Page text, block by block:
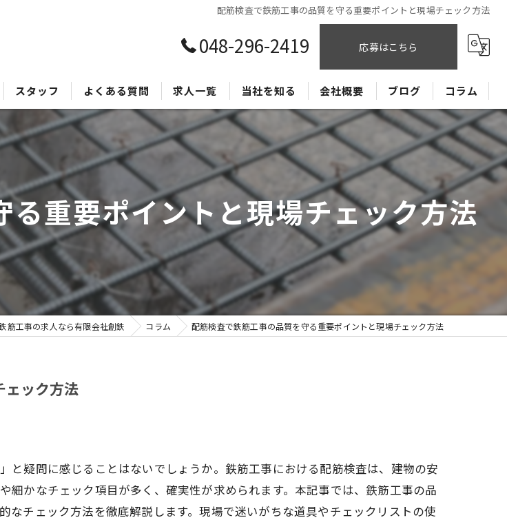
配筋検査で鉄筋工事の品質を守る重要ポイントと現場チェック方法
048-296-2419 応募はこちら
スタッフ よくある質問 求人一覧 当社を知る
CADオペレーター
正社員
経験者
独立
会社概要 ブログ コラム
重要ポイントと現場チェック方法
筋工事の求人なら有限会社創鉄 コラム 配筋検査で鉄筋工事の品質を守る重要ポイントと現場チェック方法
ェック方法
疑問に感じることはないでしょうか。鉄筋工事における配筋検査は、建物の安
かなチェック項目が多く、確実性が求められます。本記事では、鉄筋工事の品
チェック方法を徹底解説します。現場で迷いがちな道具やチェックリストの使